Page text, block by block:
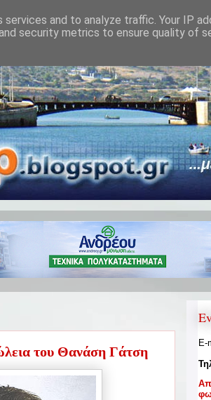
του Θανάση Γάτση
E-
A
and to analyze traffic. Your IP
security metrics to ensure quality of